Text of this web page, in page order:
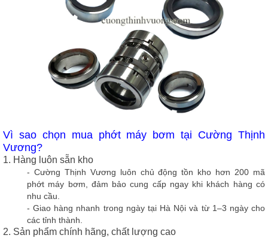
Vì sao chọn mua phớt máy bơm tại Cường Thịnh
Vương?
1. Hàng luôn sẵn kho
- Cường Thịnh Vương luôn chủ động tồn kho hơn 200 mã
phớt máy bơm, đảm bảocung cấp ngaykhi khách hàng có
nhu cầu.
- Giao hàng nhanh trong ngày tại Hà Nội và từ 1–3 ngày cho
các tỉnh thành.
2. Sản phẩm chính hãng, chất lượng cao